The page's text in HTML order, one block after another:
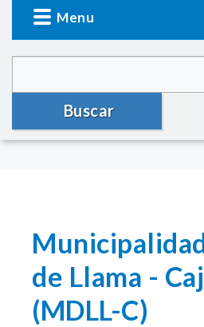
Menu
Buscar
de Llama -
(MDLL-C)